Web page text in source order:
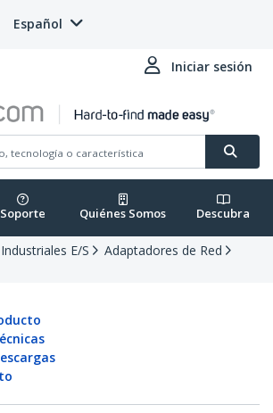
Español
Iniciar sesión
Soporte Quiénes Somos Descubra
E/S
Adaptadores de Red